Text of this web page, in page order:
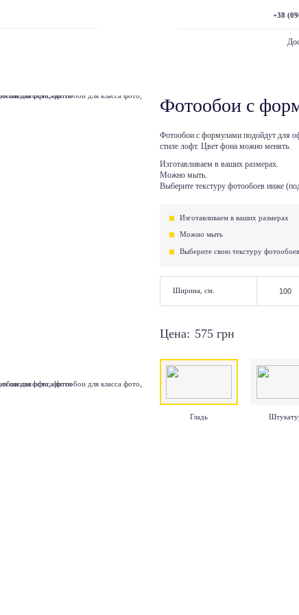
+38
Фотообои с
Фотообои с формулами подойдут для
стиле лофт. Цвет фона можно менять.
Изготавливаем в ваших размерах.
Можно мыть.
Выберите текстуру фотообоев ниже
Изготавливаем в ваших размерах
Можно мыть
Выберите свою текстуру
Ширина, см.
Цена: 575 грн
Гладь